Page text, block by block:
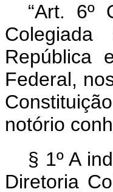
“Art. 6º
República
Federal,
notório
§ 1º A
Diretoria